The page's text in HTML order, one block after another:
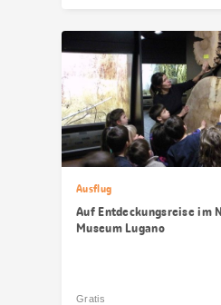
Ausflug
Auf Entdeckungsreise im
Museum Lugano
Gratis